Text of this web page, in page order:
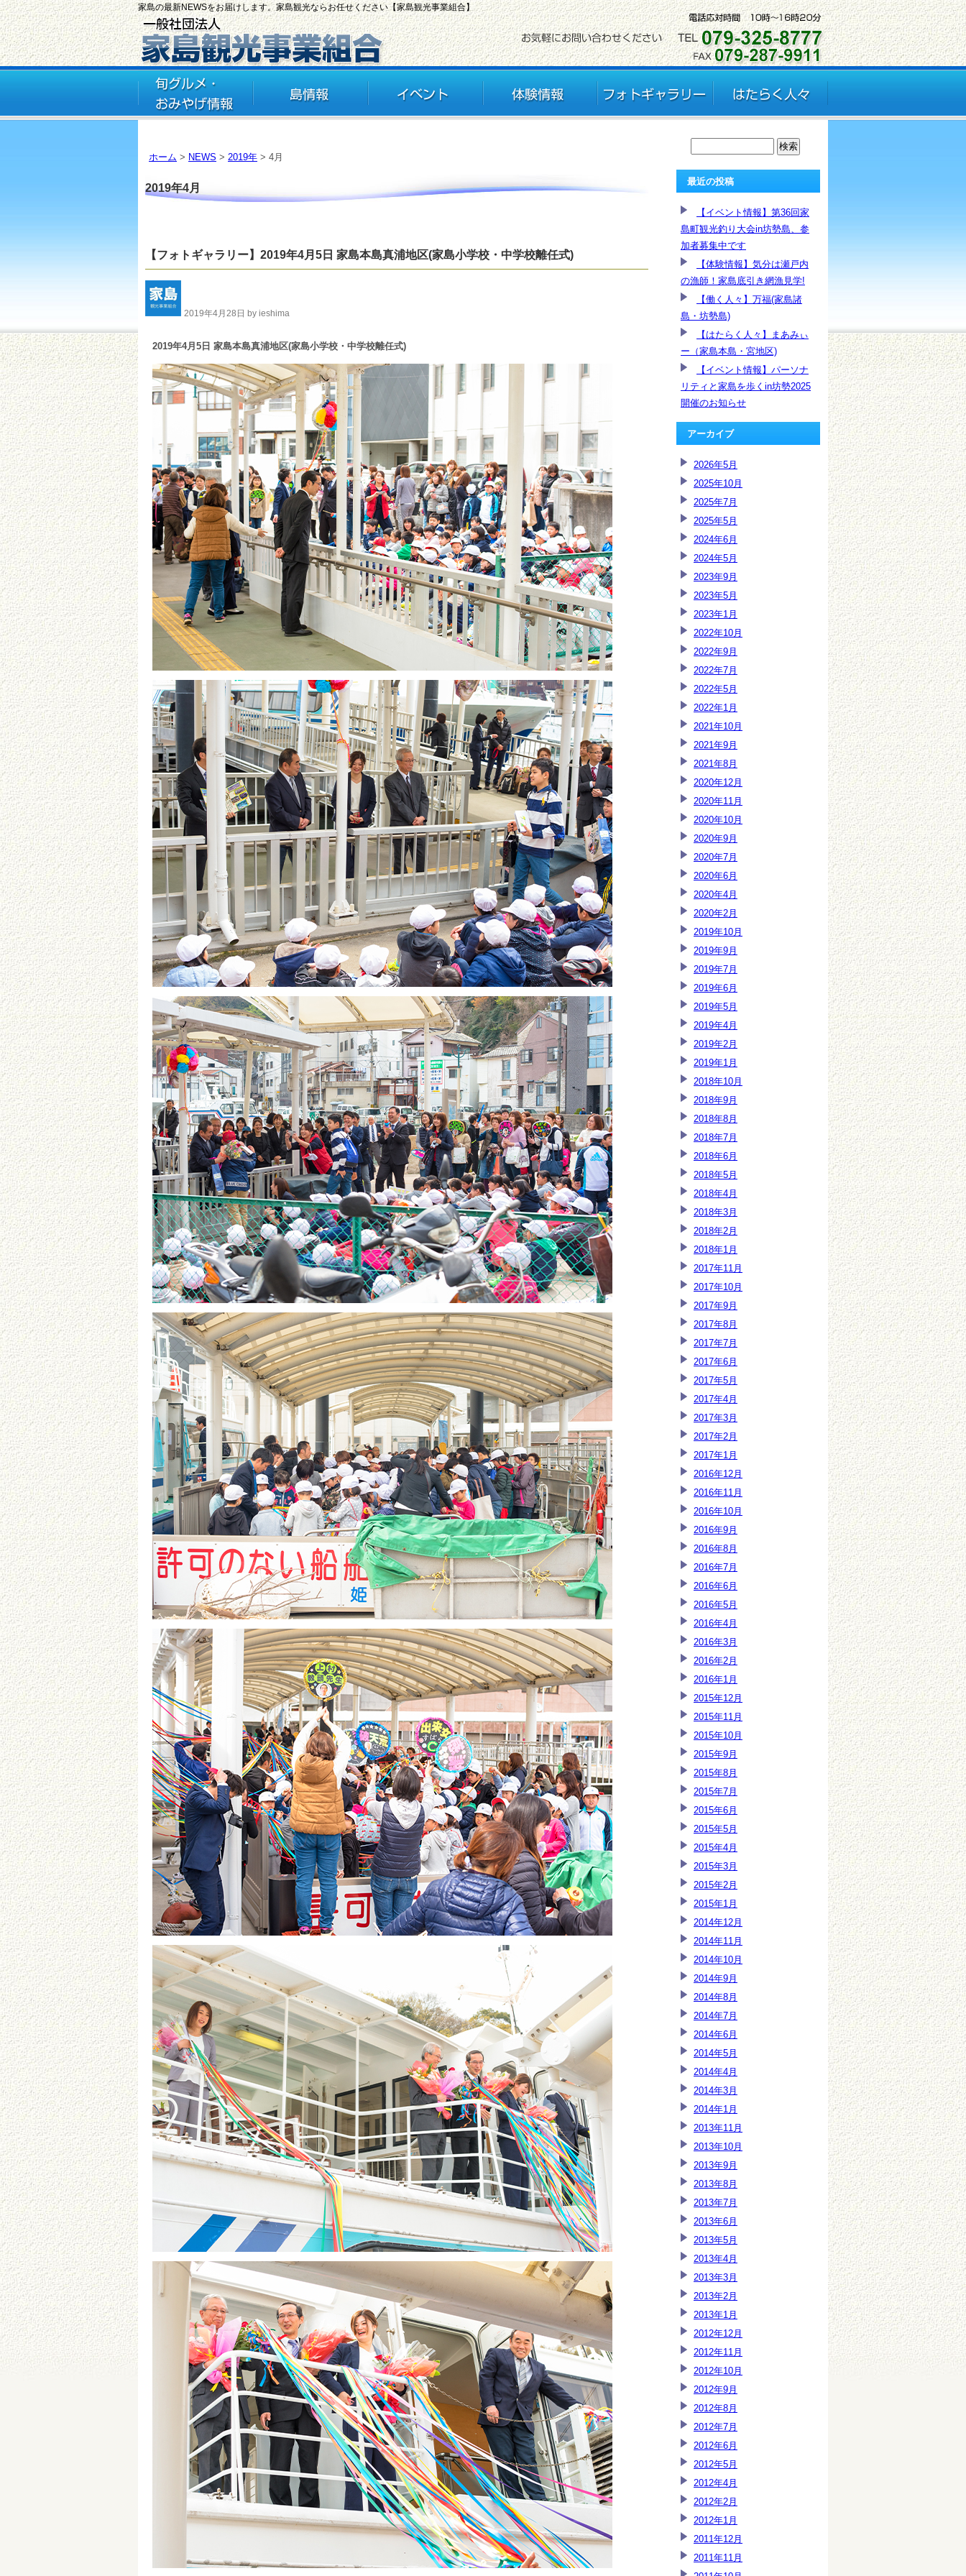
家島の最新NEWSをお届けします。家島観光ならお任せください【家島観光事業組合】
ホーム > NEWS > 2019年 > 4月
2019年4月
【フォトギャラリー】2019年4月5日 家島本島真浦地区(家島小学校・中学校離任式)
2019年4月28日 by ieshima
2019年4月5日 家島本島真浦地区(家島小学校・中学校離任式)
最近の投稿
【イベント情報】第36回家
島町観光釣り大会in坊勢島、参
加者募集中です
【体験情報】気分は瀬戸内
の漁師！家島底引き網漁見学!
【働く人々】万福(家島諸
島・坊勢島)
【はたらく人々】まあみぃ
ー（家島本島・宮地区)
【イベント情報】パーソナ
リティと家島を歩くin坊勢2025
開催のお知らせ
アーカイブ
2026年5月
2025年10月
2025年7月
2025年5月
2024年6月
2024年5月
2023年9月
2023年5月
2023年1月
2022年10月
2022年9月
2022年7月
2022年5月
2022年1月
2021年10月
2021年9月
2021年8月
2020年12月
2020年11月
2020年10月
2020年9月
2020年7月
2020年6月
2020年4月
2020年2月
2019年10月
2019年9月
2019年7月
2019年6月
2019年5月
2019年4月
2019年2月
2019年1月
2018年10月
2018年9月
2018年8月
2018年7月
2018年6月
2018年5月
2018年4月
2018年3月
2018年2月
2018年1月
2017年11月
2017年10月
2017年9月
2017年8月
2017年7月
2017年6月
2017年5月
2017年4月
2017年3月
2017年2月
2017年1月
2016年12月
2016年11月
2016年10月
2016年9月
2016年8月
2016年7月
2016年6月
2016年5月
2016年4月
2016年3月
2016年2月
2016年1月
2015年12月
2015年11月
2015年10月
2015年9月
2015年8月
2015年7月
2015年6月
2015年5月
2015年4月
2015年3月
2015年2月
2015年1月
2014年12月
2014年11月
2014年10月
2014年9月
2014年8月
2014年7月
2014年6月
2014年5月
2014年4月
2014年3月
2014年1月
2013年11月
2013年10月
2013年9月
2013年8月
2013年7月
2013年6月
2013年5月
2013年4月
2013年3月
2013年2月
2013年1月
2012年12月
2012年11月
2012年10月
2012年9月
2012年8月
2012年7月
2012年6月
2012年5月
2012年4月
2012年2月
2012年1月
2011年12月
2011年11月